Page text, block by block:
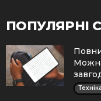
ПОПУЛЯРНІ